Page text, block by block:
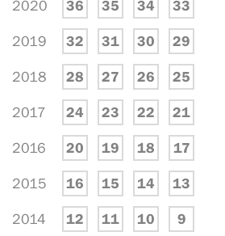
2020 36 35 34 33
2019 32 31 30 29
2018 28 27 26 25
2017 24 23 22 21
2016 20 19 18 17
2015 16 15 14 13
2014 12 11 10 9